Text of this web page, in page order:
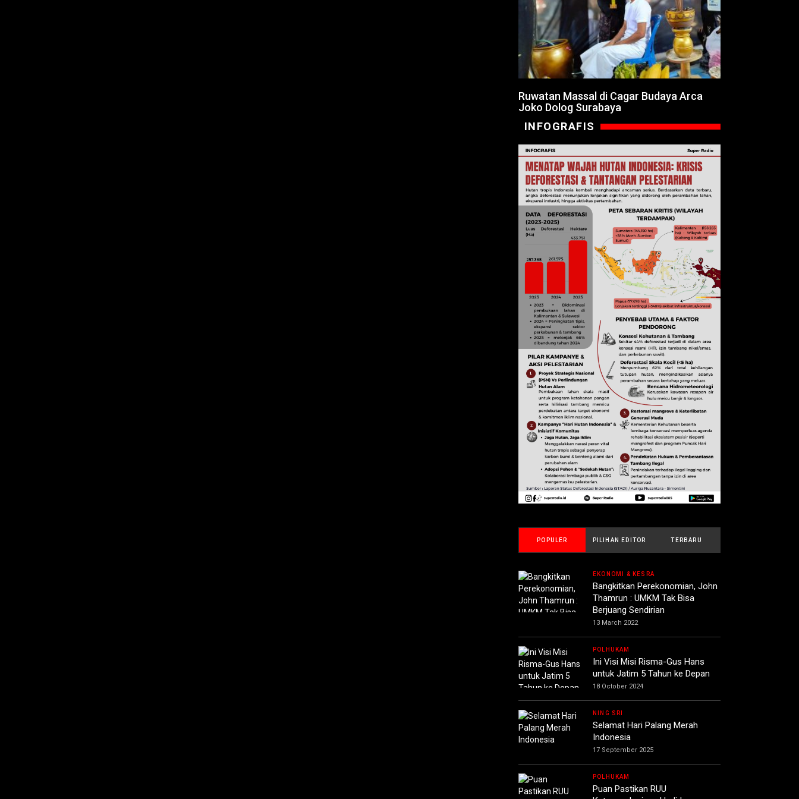
Ruwatan Massal di Cagar Budaya Arca
Joko Dolog Surabaya
INFOGRAFIS
POPULER PILIHAN EDITOR TERBARU
EKONOMI & KESRA
Bangkitkan Perekonomian, John
Thamrun : UMKM Tak Bisa
Berjuang Sendirian
13 March 2022
POLHUKAM
Ini Visi Misi Risma-Gus Hans
untuk Jatim 5 Tahun ke Depan
18 October 2024
NING SRI
Selamat Hari Palang Merah
Indonesia
17 September 2025
POLHUKAM
Puan Pastikan RUU